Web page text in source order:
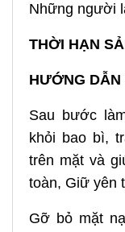
Những người
THỜI HẠN
HƯỚNG DẪN
Sau bước
khỏi bao bì,
trên mặt và
toàn, Giữ yên
Gỡ bỏ mặt